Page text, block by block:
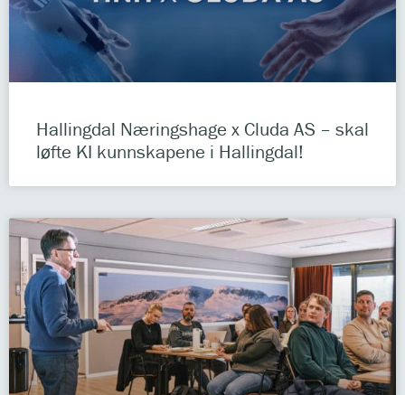
Hallingdal Næringshage x Cluda AS – skal
løfte KI kunnskapene i Hallingdal!